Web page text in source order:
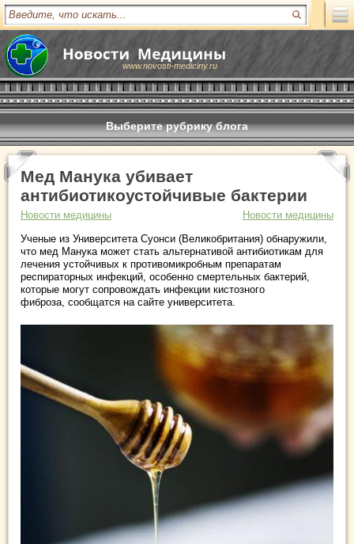
www.novosti-mediciny.ru
Выберите рубрику блога
Мед Манука убивает
антибиотикоустойчивые бактерии
Новости медицины
Новости медицины
Ученые из Университета Суонси (Великобритания) обнаружили,
что мед Манука может стать альтернативой антибиотикам для
лечения устойчивых к противомикробным препаратам
респираторных инфекций, особенно смертельных бактерий,
которые могут сопровождать инфекции кистозного
фиброза, сообщатся на сайте университета.